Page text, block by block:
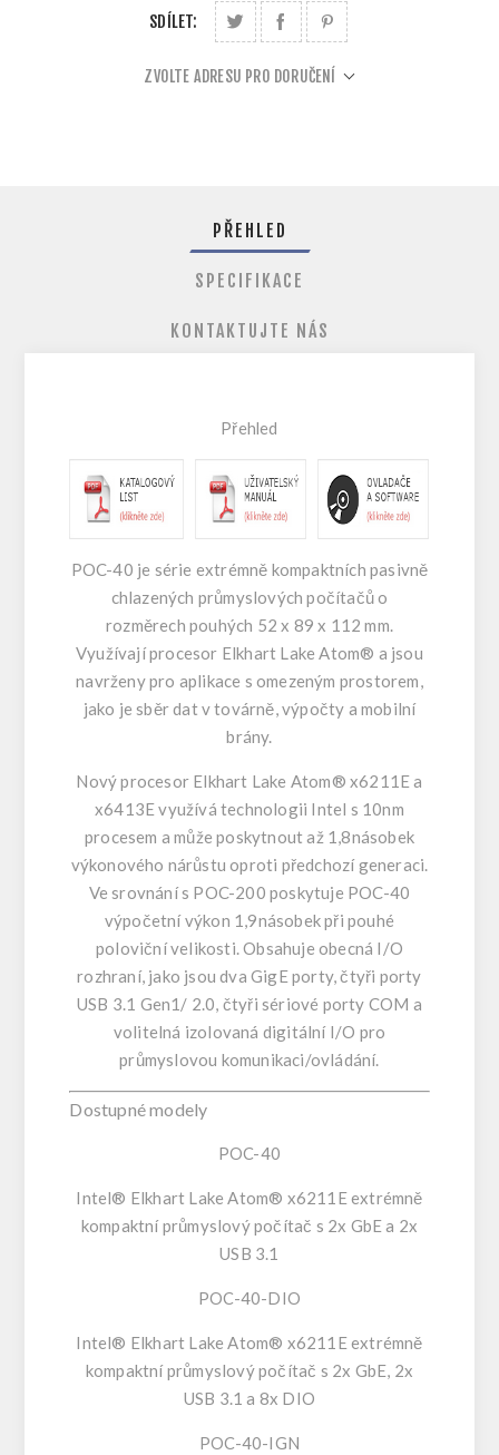
SDÍLET:
ZVOLTE ADRESU PRO DORUČENÍ
PŘEHLED
SPECIFIKACE
KONTAKTUJTE NÁS
Přehled
POC-40 je série extrémně kompaktních pasivně
chlazených průmyslových počítačů o
rozměrech pouhých 52 x 89 x 112 mm.
Využívají procesor Elkhart Lake Atom® a jsou
navrženy pro aplikace s omezeným prostorem,
jako je sběr dat v továrně, výpočty a mobilní
brány.
Nový procesor Elkhart Lake Atom® x6211E a
x6413E využívá technologii Intel s 10nm
procesem a může poskytnout až 1,8násobek
výkonového nárůstu oproti předchozí generaci.
Ve srovnání s POC-200 poskytuje POC-40
výpočetní výkon 1,9násobek při pouhé
poloviční velikosti. Obsahuje obecná I/O
rozhraní, jako jsou dva GigE porty, čtyři porty
USB 3.1 Gen1/ 2.0, čtyři sériové porty COM a
volitelná izolovaná digitální I/O pro
průmyslovou komunikaci/ovládání.
Dostupné modely
POC-40
Intel® Elkhart Lake Atom® x6211E extrémně
kompaktní průmyslový počítač s 2x GbE a 2x
USB 3.1
POC-40-DIO
Intel® Elkhart Lake Atom® x6211E extrémně
kompaktní průmyslový počítač s 2x GbE, 2x
USB 3.1 a 8x DIO
POC-40-IGN